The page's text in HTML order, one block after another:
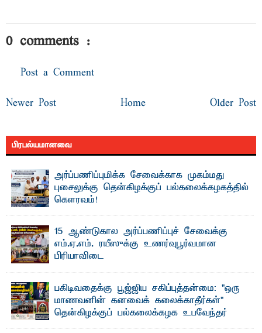
0 comments :
Post a Comment
Newer Post Older Post
Home
பிரபல்யமானவை
அர்ப்பணிப்புமிக்க சேவைக்காக முகம்மது
புசைலுக்கு தென்கிழக்குப் பல்கலைக்கழகத்தில்
கௌரவம்!
15 ஆண்டுகால அர்ப்பணிப்புச் சேவைக்கு
எம்.ஏ.எம். ரயீஸுக்கு உணர்வுபூர்வமான
பிரியாவிடை
பகிடிவதைக்கு பூஜ்ஜிய சகிப்புத்தன்மை: "ஒரு
மாணவனின் கனவைக் கலைக்காதீர்கள்" –
தென்கிழக்குப் பல்கலைக்கழக உபவேந்தர்
வலியுறுத்தல்